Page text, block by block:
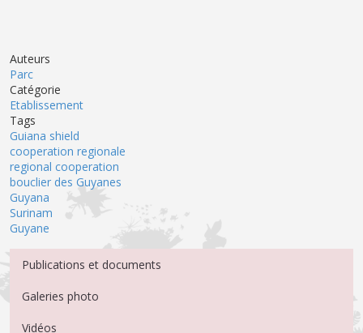
Auteurs
Parc
Catégorie
Etablissement
Tags
Guiana shield
cooperation regionale
regional cooperation
bouclier des Guyanes
Guyana
Surinam
Guyane
Menu Médiathèque
Publications et documents
Galeries photo
Vidéos